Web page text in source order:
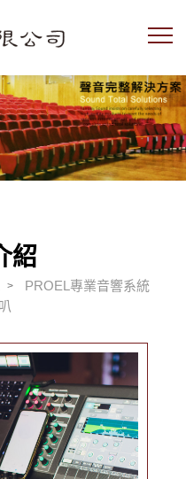
紹
PROEL專業音響系統